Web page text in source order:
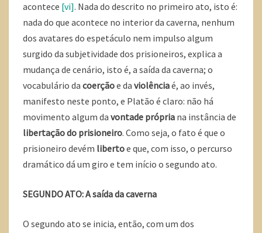
acontece [vi]. Nada do descrito no primeiro ato, isto é:
nada do que acontece no interior da caverna, nenhum
dos avatares do espetáculo nem impulso algum
surgido da subjetividade dos prisioneiros, explica a
mudança de cenário, isto é, a saída da caverna; o
vocabulário da coerçãoe da violênciaé, ao invés,
manifesto neste ponto, e Platão é claro: não há
movimento algum da vontade própria na instância de
libertação do prisioneiro. Como seja, o fato é que o
prisioneiro devém libertoe que, com isso, o percurso
dramático dá um giro e tem início o segundo ato.
SEGUNDO ATO: A saída da caverna
O segundo ato se inicia, então, com um dos